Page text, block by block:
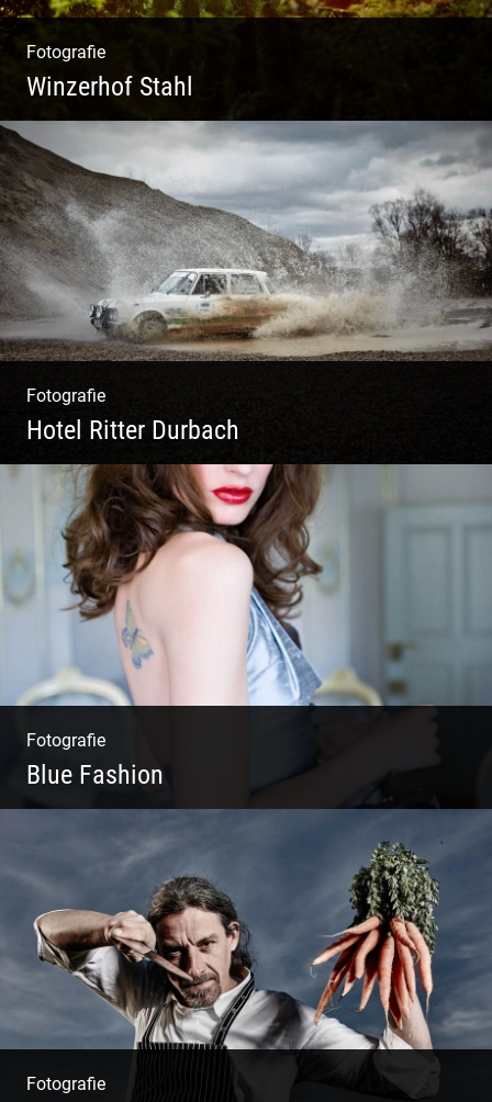
Fotografie
Winzerhof Stahl
Ganz neu durfte es werden. Alles. Fotos.
Web. Shop.
Fotografie
Hotel Ritter Durbach
Matsch|Oldtimer|Männer|Spass
Fotografie
Blue Fashion
Blue Fashion
Fotografie